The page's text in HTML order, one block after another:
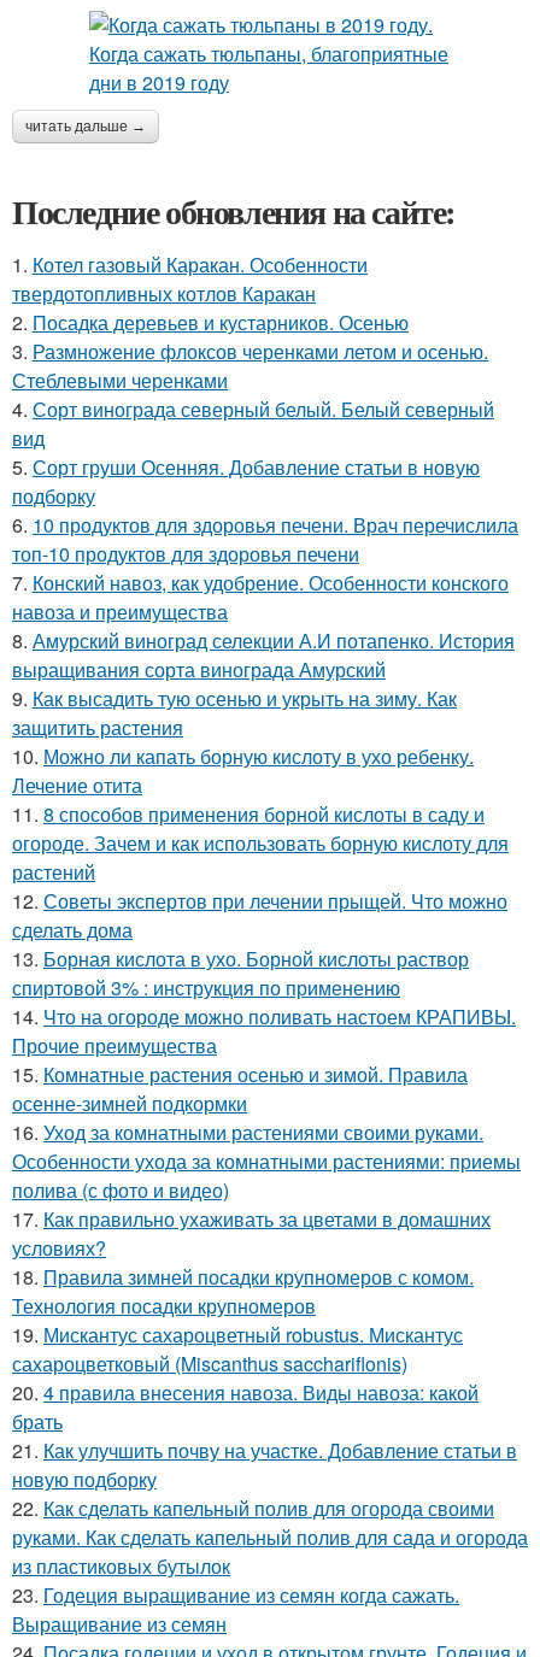
читать дальше →
Последние обновления на сайте:
1. Котел газовый Каракан. Особенности
твердотопливных котлов Каракан
2. Посадка деревьев и кустарников. Осенью
3. Размножение флоксов черенками летом и осенью.
Стеблевыми черенками
4. Сорт винограда северный белый. Белый северный
вид
5. Сорт груши Осенняя. Добавление статьи в новую
подборку
6. 10 продуктов для здоровья печени. Врач перечислила
топ-10 продуктов для здоровья печени
7. Конский навоз, как удобрение. Особенности конского
навоза и преимущества
8. Амурский виноград селекции А.И потапенко. История
выращивания сорта винограда Амурский
9. Как высадить тую осенью и укрыть на зиму. Как
защитить растения
10. Можно ли капать борную кислоту в ухо ребенку.
Лечение отита
11. 8 способов применения борной кислоты в саду и
огороде. Зачем и как использовать борную кислоту для
растений
12. Советы экспертов при лечении прыщей. Что можно
сделать дома
13. Борная кислота в ухо. Борной кислоты раствор
спиртовой 3% : инструкция по применению
14. Что на огороде можно поливать настоем КРАПИВЫ.
Прочие преимущества
15. Комнатные растения осенью и зимой. Правила
осенне-зимней подкормки
16. Уход за комнатными растениями своими руками.
Особенности ухода за комнатными растениями: приемы
полива (с фото и видео)
17. Как правильно ухаживать за цветами в домашних
условиях?
18. Правила зимней посадки крупномеров с комом.
Технология посадки крупномеров
19. Мискантус сахароцветный robustus. Мискантус
сахароцветковый (Miscanthus sacchariflonis)
20. 4 правила внесения навоза. Виды навоза: какой
брать
21. Как улучшить почву на участке. Добавление статьи в
новую подборку
22. Как сделать капельный полив для огорода своими
руками. Как сделать капельный полив для сада и огорода
из пластиковых бутылок
23. Годеция выращивание из семян когда сажать.
Выращивание из семян